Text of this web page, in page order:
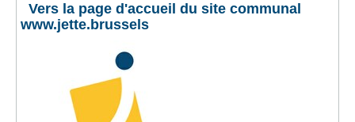
Vers la page d'accueil du site communal
www.jette.brussels